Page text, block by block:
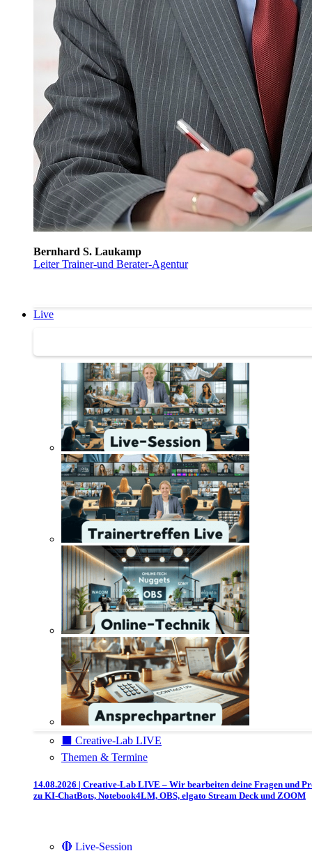
Bernhard S. Laukamp
Leiter Trainer-und Berater-Agentur
Live
⬛️ Creative-Lab LIVE
Themen & Termine
14.08.2026 | Creative-Lab LIVE – Wir bearbeiten deine Fragen und
zu KI-ChatBots, Notebook4LM, OBS, elgato Stream Deck und ZOOM
🔴 Live-Session